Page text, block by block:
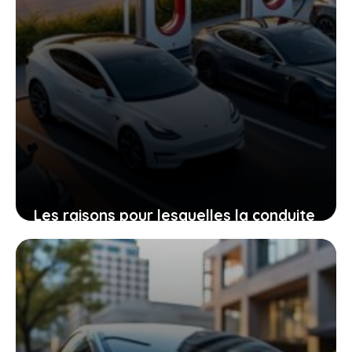
Les raisons pour lesquelles la conduite
autonome tesla séduit un quatrième
pays européen
10 juin 2026